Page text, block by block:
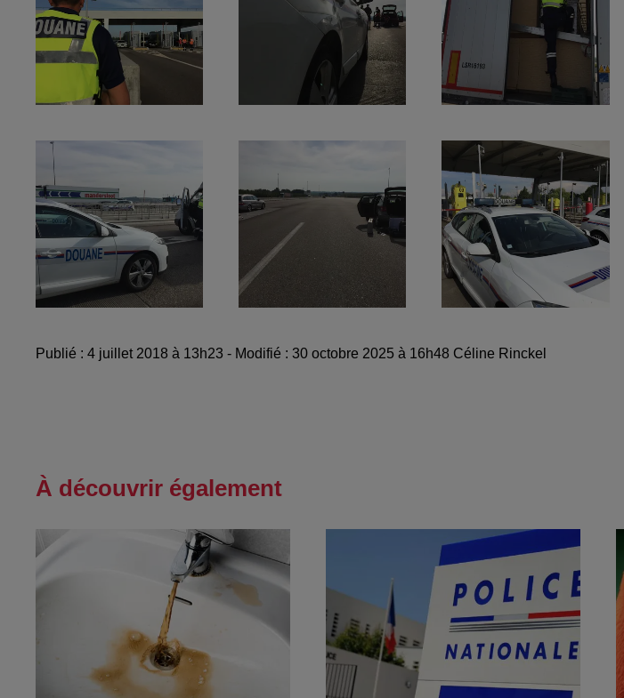
Publié : 4 juillet 2018 à 13h23 - Modifié : 30 octobre 2025 à 16h48 Céline Rinckel
À découvrir également